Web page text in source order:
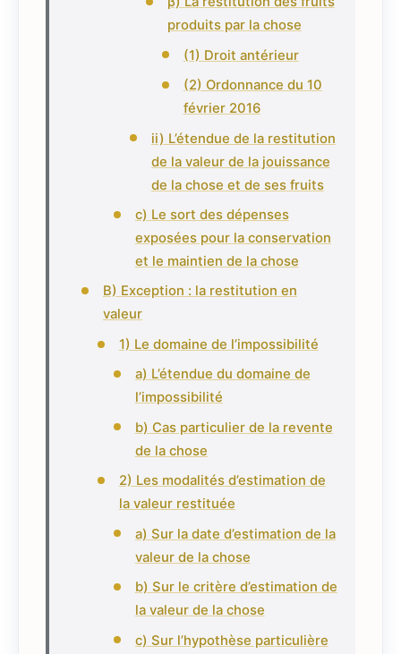
produits par la chose
(1) Droit antérieur
(2) Ordonnance du 10
février 2016
ii) L’étendue de la restitution
de la valeur de la jouissance
de la chose et de ses fruits
c) Le sort des dépenses
exposées pour la conservation
et le maintien de la chose
B) Exception : la restitution en
valeur
1) Le domaine de l’impossibilité
a) L’étendue du domaine de
l’impossibilité
b) Cas particulier de la revente
de la chose
2) Les modalités d’estimation de
la valeur restituée
a) Sur la date d’estimation de la
valeur de la chose
b) Sur le critère d’estimation de
la valeur de la chose
c) Sur l’hypothèse particulière